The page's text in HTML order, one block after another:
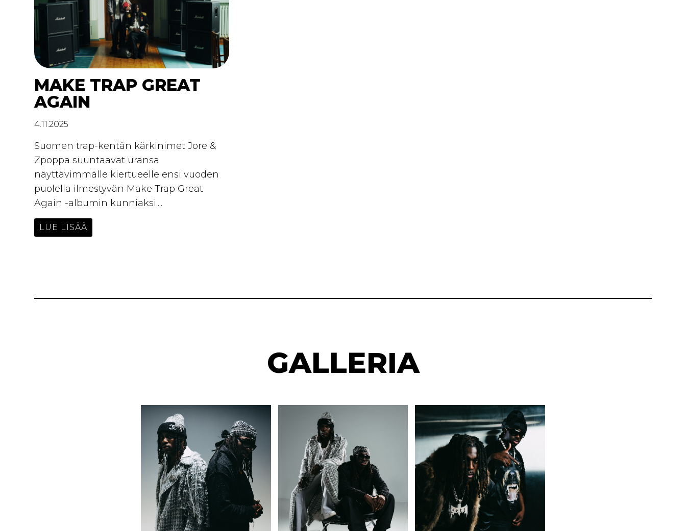
MAKE TRAP GREAT
AGAIN
4.11.2025
Suomen trap-kentän kärkinimet Jore &
Zpoppa suuntaavat uransa
näyttävimmälle kiertueelle ensi vuoden
puolella ilmestyvän Make Trap Great
Again -albumin kunniaksi....
LUE LISÄÄ
GALLERIA